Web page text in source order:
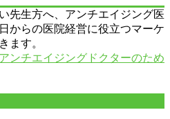
先生方へ、アンチエイジング医
からの医院経営に役立つマーケ
ます。
ンチエイジングドクターのため